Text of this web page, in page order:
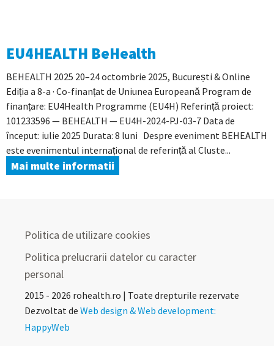
EU4HEALTH BeHealth
BEHEALTH 2025 20–24 octombrie 2025, București & Online
Ediția a 8-a · Co-finanțat de Uniunea Europeană Program de
finanțare: EU4Health Programme (EU4H) Referință proiect:
101233596 — BEHEALTH — EU4H-2024-PJ-03-7 Data de
început: iulie 2025 Durata: 8 luni Despre eveniment BEHEALTH
este evenimentul internațional de referință al Cluste...
Mai multe informatii
2015 - 2026 rohealth.ro | Toate drepturile rezervate
Dezvoltat de Web design & Web development:
HappyWeb
Politica de utilizare cookies
Politica prelucrarii datelor cu caracter
personal